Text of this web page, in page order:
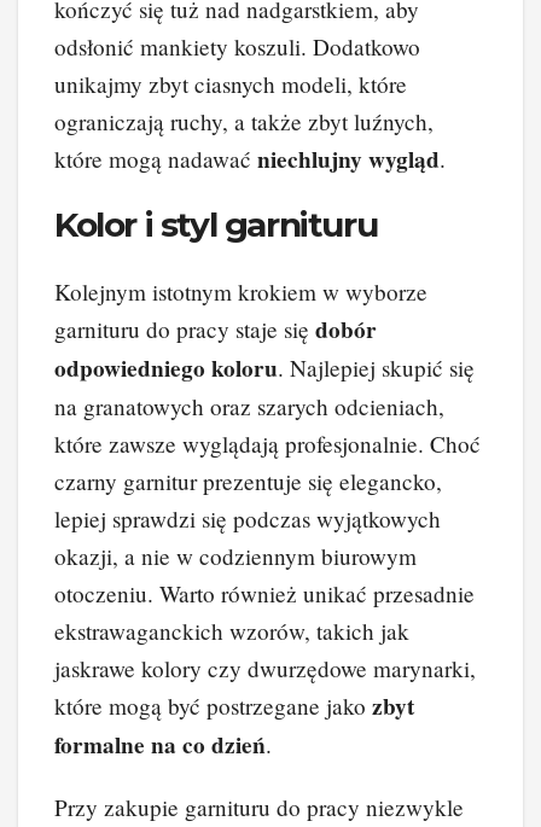
kończyć się tuż nad nadgarstkiem, aby
odsłonić mankiety koszuli. Dodatkowo
unikajmy zbyt ciasnych modeli, które
ograniczają ruchy, a także zbyt luźnych,
które mogą nadawać niechlujny wygląd.
Kolor i styl garnituru
Kolejnym istotnym krokiem w wyborze
garnituru do pracy staje się dobór
odpowiedniego koloru. Najlepiej skupić się
na granatowych oraz szarych odcieniach,
które zawsze wyglądają profesjonalnie. Choć
czarny garnitur prezentuje się elegancko,
lepiej sprawdzi się podczas wyjątkowych
okazji, a nie w codziennym biurowym
otoczeniu. Warto również unikać przesadnie
ekstrawaganckich wzorów, takich jak
jaskrawe kolory czy dwurzędowe marynarki,
które mogą być postrzegane jako zbyt
formalne na co dzień.
Przy zakupie garnituru do pracy niezwykle